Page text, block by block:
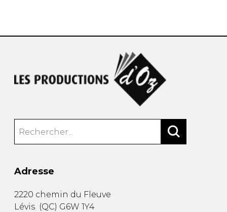
Adresse
2220 chemin du Fleuve
Lévis (QC) G6W 1Y4